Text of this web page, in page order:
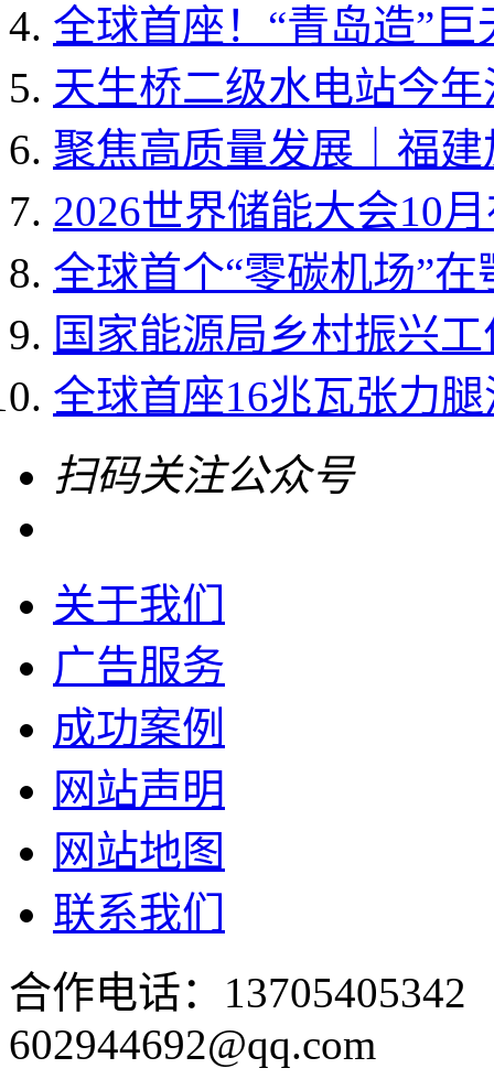
全球首座！“青岛造”
天生桥二级水电站今
聚焦高质量发展｜福
2026世界储能大会10
全球首个“零碳机场”
国家能源局乡村振兴
全球首座16兆瓦张力
扫码关注公众号
关于我们
广告服务
成功案例
网站声明
网站地图
联系我们
合作电话：
602944692@qq.com